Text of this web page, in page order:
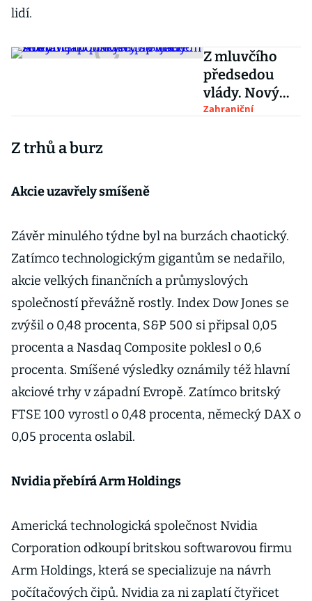
lidí.
Z mluvčího
předsedou
vlády. Novým
japonským
Zahraniční
Z trhů a burz
Akcie uzavřely smíšeně
Závěr minulého týdne byl na burzách chaotický.
Zatímco technologickým gigantům se nedařilo,
akcie velkých finančních a průmyslových
společností převážně rostly. Index Dow Jones se
zvýšil o 0,48 procenta, S&P 500 si připsal 0,05
procenta a Nasdaq Composite poklesl o 0,6
procenta. Smíšené výsledky oznámily též hlavní
akciové trhy v západní Evropě. Zatímco britský
FTSE 100 vyrostl o 0,48 procenta, německý DAX o
0,05 procenta oslabil.
Nvidia přebírá Arm Holdings
Americká technologická společnost Nvidia
Corporation odkoupí britskou softwarovou firmu
Arm Holdings, která se specializuje na návrh
počítačových čipů. Nvidia za ni zaplatí čtyřicet